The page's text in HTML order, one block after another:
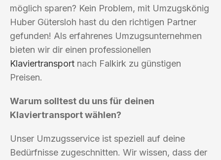
möglich sparen? Kein Problem, mit Umzugskönig
Huber Gütersloh hast du den richtigen Partner
gefunden! Als erfahrenes Umzugsunternehmen
bieten wir dir einen professionellen
Klaviertransport nach Falkirk zu günstigen
Preisen.
Warum solltest du uns für deinen
Klaviertransport wählen?
Unser Umzugsservice ist speziell auf deine
Bedürfnisse zugeschnitten. Wir wissen, dass der